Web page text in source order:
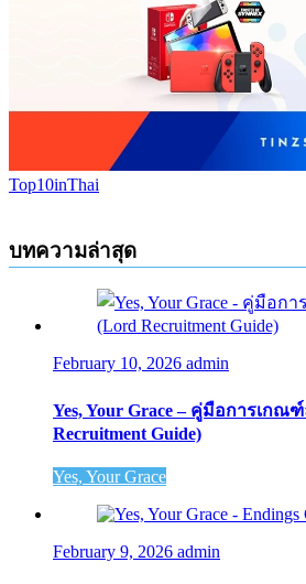
Top10inThai
บทความล่าสุด
February 10, 2026 admin
Yes, Your Grace – คู่มือการเกณ
Recruitment Guide)
Yes, Your Grace
February 9, 2026 admin